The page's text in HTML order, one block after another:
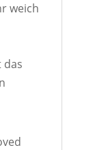
weich
das